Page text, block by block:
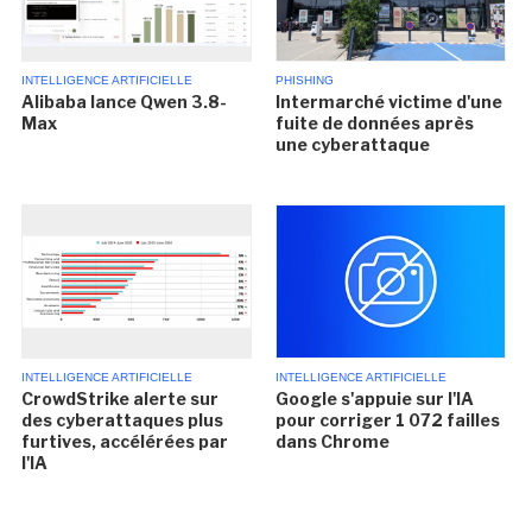
INTELLIGENCE ARTIFICIELLE
Alibaba lance Qwen 3.8-
Max
PHISHING
Intermarché victime d'une
fuite de données après
une cyberattaque
INTELLIGENCE ARTIFICIELLE
CrowdStrike alerte sur
des cyberattaques plus
furtives, accélérées par
l'IA
INTELLIGENCE ARTIFICIELLE
Google s'appuie sur l'IA
pour corriger 1 072 failles
dans Chrome